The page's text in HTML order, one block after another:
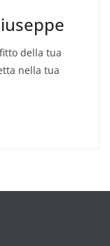
della tua
nella tua